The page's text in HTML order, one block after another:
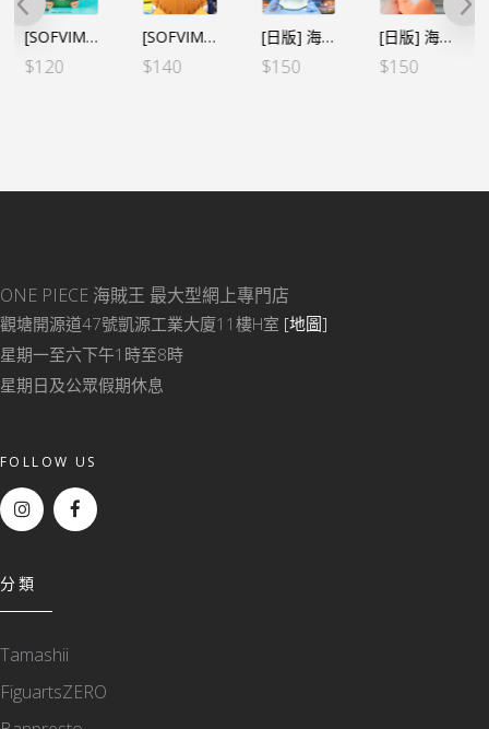
[SOFVIMATES] 海賊王 貝波 (行)
$140
[日版] 海賊王 電傳蟲 喇叭 山治Ver.
$150
[日版] 海賊王 電傳蟲 喇叭 甚平Ver.
$150
[SOFVIMATES] 海賊王 索柏 阿拉巴斯坦王國ver.～（行）
$120
ONE PIECE 海賊王 最大型網上專門店
觀塘開源道47號凱源工業大廈11樓H室 [地圖]
星期一至六下午1時至8時
星期日及公眾假期休息
FOLLOW US
分類
Tamashii
FiguartsZERO